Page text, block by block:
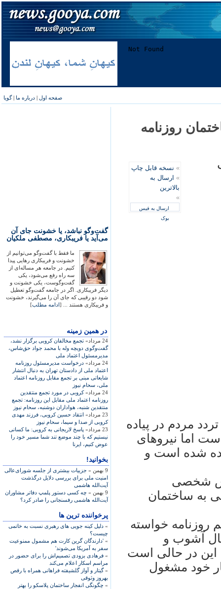
صفحه اول | درباره ما |گویا
گفت‌وگو نباشد، یا خشونت جای آن
می‌آید یا فریبکاری، مصطفی ملکیان
ما فقط با گفت‌وگو می‌توانیم از
خشونت و فریبکاری رهایی پیدا
کنیم. در جامعه هر مساله‌ای از
سه راه رفع می‌شود، یکی
گفت‌وگوست، یکی خشونت و
دیگر فریبکاری. اگر در جامعه گفت‌وگو تعطیل
شود دو رقیبی که جای آن را می‌گیرند، خشونت
و فریبکاری هستند ... [ادامه مطلب]
در همين زمينه
24 مرداد»
تجمع مخالفان کروبی برگزار نشد،
گفت‌وگوی دويچه وله با محمد جواد حق‌شاس،
مديرمسئول اعتماد ملی
24 مرداد»
درخواست مديرمسئول روزنامه
اعتماد ملی از دادستان تهران به دنبال انتشار
شايعاتی مبنی بر تجمع مقابل روزنامه اعتماد
ملی، سحام نيوز
24 مرداد»
کروبی در مورد تجمع منتقدين
روزنامه اعتماد ملی مقابل اين روزنامه: تجمع
منتقدين شنبه، هواداران دوشنبه، سحام نيوز
23 مرداد»
انتقاد حسين کروبی، فرزند مهدی
کروبی از صدا و سيما، سحام نيوز
23 مرداد»
پاسخ لاريجانی به کروبی: ما کسانی
نيستيم که با چند موضع تند شما مسير خود را
عوض کنيم، ايرنا
بخوانید!
9 بهمن »
جزییات بیشتری از جلسه شورای‌عالی
امنیت ملی برای بررسی دلایل درگذشت
آیت‌الله هاشمی
9 بهمن »
چه کسی دستور پلمپ دفاتر مشاوران
آیت‌الله هاشمی رفسنجانی را صادر کرد؟
پرخواننده ترین ها
» دلیل کینه جویی های رهبری نسبت به خاتمی
چیست؟
» 'دارندگان گرین کارت هم مشمول ممنوعیت
سفر به آمریکا می‌شوند'
» فرهادی بزودی تصمیم‌اش را برای حضور در
مراسم اسکار اعلام می‌کند
»گیتار و آواز گلشیفته فراهانی همراه با رقص
بهروز وثوقی
» چگونگی انفجار ساختمان پلاسکو را بهتر
روزنامه
» نسخه قابل چاپ
» ارسال به
بالاترین
»
ارسال به فیس
بوک
مردم در پياده
اما نيروهای
شده است و
شخصی
به ساختمان
روزنامه خواسته
آشوب و
اين در حالی است
خود مشغول